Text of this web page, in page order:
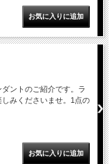
ントのご紹介です。ラ
みくださいませ。1点の